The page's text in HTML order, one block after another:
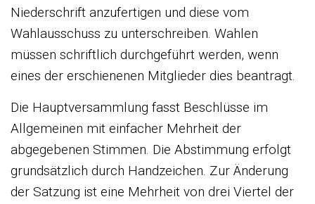
Niederschrift anzufertigen und diese vom
Wahlausschuss zu unterschreiben. Wahlen
müssen schriftlich durchgeführt werden, wenn
eines der erschienenen Mitglieder dies beantragt.
Die Hauptversammlung fasst Beschlüsse im
Allgemeinen mit einfacher Mehrheit der
abgegebenen Stimmen. Die Abstimmung erfolgt
grundsätzlich durch Handzeichen. Zur Änderung
der Satzung ist eine Mehrheit von drei Viertel der